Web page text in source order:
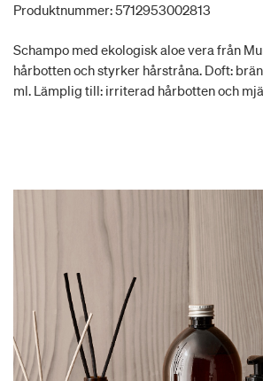
Produktnummer: 5712953002813
Schampo med ekologisk aloe vera från
hårbotten och styrker hårstråna. Doft:
ml. Lämplig till: irriterad hårbotten och